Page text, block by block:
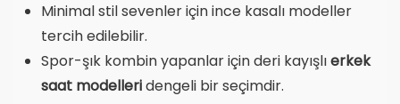
Minimal stil sevenler için ince kasalı modeller
tercih edilebilir.
Spor-şık kombin yapanlar için deri kayışlıerkek
saat modelleridengeli bir seçimdir.